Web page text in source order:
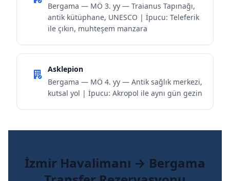
Bergama — MÖ 3. yy — Traianus Tapınağı,
antik kütüphane, UNESCO | İpucu: Teleferik
ile çıkın, muhteşem manzara
Asklepion
Bergama — MÖ 4. yy — Antik sağlık merkezi,
kutsal yol | İpucu: Akropol ile aynı gün gezin
İzmir Havalimanı → Bergama